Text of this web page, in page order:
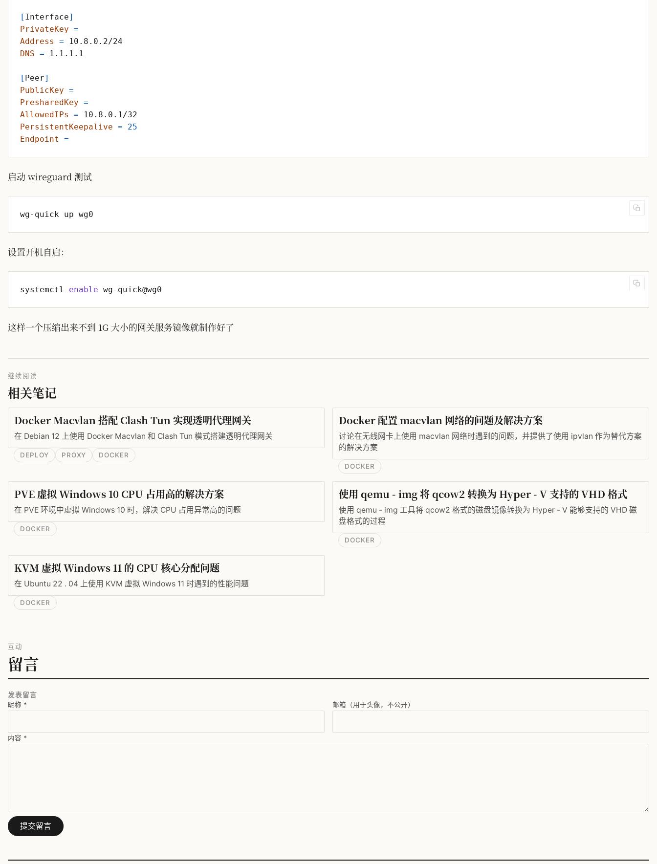
[ Interface]
PrivateKey =
Address
=
DNS =
[ Peer]
PublicKey =
PresharedKey =
AllowedIPs
=
PersistentKeepalive =
25
Endpoint
=
启动 wireguard 测试
设置开机自启：
systemctl enable
这样一个压缩出来不到 1G 大小的网关服务镜像就制作好了
继续阅读
相关笔记
Docker Macvlan 搭配 Clash Tun 实现透明代理网关
在 Debian 12 上使用 Docker Macvlan 和 Clash Tun 模式搭建透明代理网关
DEPLOY PROXY DOCKER
Docker 配置 macvlan 网络的问题及解决方案
讨论在无线网卡上使用 macvlan 网络时遇到的问题，并提供了使用 ipvlan 作为替代方案
的解决方案
DOCKER
PVE 虚拟 Windows 10 CPU 占用高的解决方案
在 PVE 环境中虚拟 Windows 10 时，解决 CPU 占用异常高的问题
DOCKER
使用 qemu - img 将 qcow2 转换为 Hyper - V 支持的 VHD 格式
使用 qemu - img 工具将 qcow2 格式的磁盘镜像转换为 Hyper - V 能够支持的 VHD 磁
盘格式的过程
DOCKER
KVM 虚拟 Windows 11 的 CPU 核心分配问题
在 Ubuntu 22 . 04 上使用 KVM 虚拟 Windows 11 时遇到的性能问题
DOCKER
互动
留言
发表留言
昵称 * 邮箱（用于头像，不公开）
内容 *
提交留言